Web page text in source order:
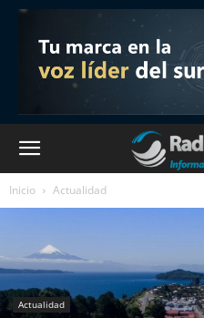
Inicio Actualidad
Actualidad